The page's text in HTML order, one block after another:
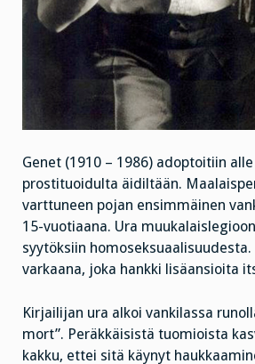
Genet (1910 – 1986) adoptoitiin
prostituoidulta äidiltään.
varttuneen pojan ensimmäinen
15-vuotiaana. Ura
syytöksiin
varkaana, joka hankki lisäansioita
Kirjailijan ura alkoi vankilassa
mort”. Peräkkäisistä tuomioista
kakku, ettei sitä käynyt